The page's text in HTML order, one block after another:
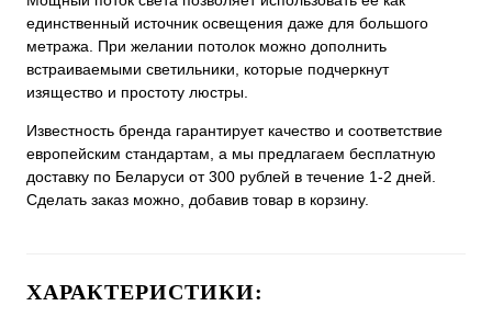
единственный источник освещения даже для большого
метража. При желании потолок можно дополнить
встраиваемыми светильники, которые подчеркнут
изящество и простоту люстры.
Известность бренда гарантирует качество и соответствие
европейским стандартам, а мы предлагаем бесплатную
доставку по Беларуси от 300 рублей в течение 1-2 дней.
Сделать заказ можно, добавив товар в корзину.
ХАРАКТЕРИСТИКИ: